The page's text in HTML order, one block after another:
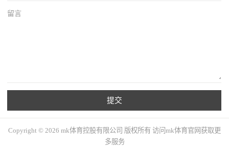
留言
提交
Copyright © 2026 mk体育控股有限公司 版权所有 访问mk体育官网获取更
多服务